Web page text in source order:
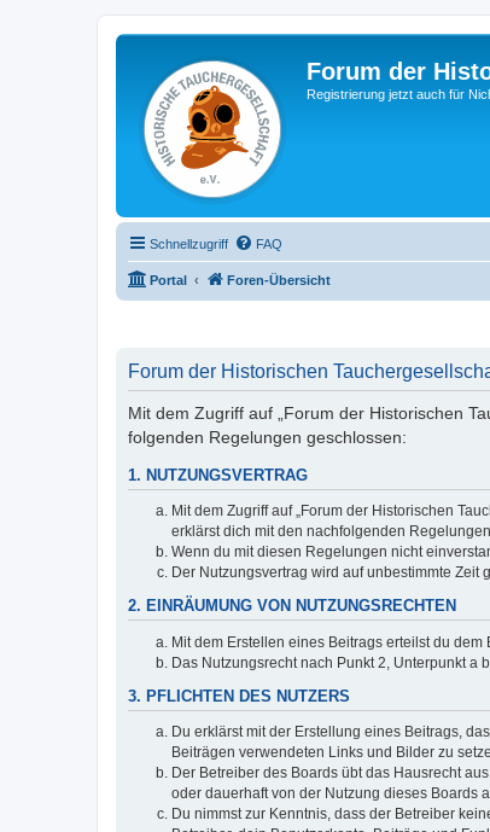
Forum der
Registrierung jetzt auch für
Schnellzugriff FAQ
Portal Foren-Übersicht
Forum der Historischen
Mit dem Zugriff auf „Forum der Historischen
folgenden Regelungen geschlossen:
1. NUTZUNGSVERTRAG
Mit dem Zugriff auf „Forum der Historischen
erklärst dich mit den nachfolgenden
Wenn du mit diesen Regelungen nicht
Der Nutzungsvertrag wird auf unbestimmte
2. EINRÄUMUNG VON NUTZUNGSRECHTEN
Mit dem Erstellen eines Beitrags erteilst du
Das Nutzungsrecht nach Punkt 2, Unterpunkt
3. PFLICHTEN DES NUTZERS
Du erklärst mit der Erstellung eines Beitrags,
Beiträgen verwendeten Links und Bilder zu
Der Betreiber des Boards übt das Hausrecht
oder dauerhaft von der Nutzung dieses Boards
Du nimmst zur Kenntnis, dass der Betreiber